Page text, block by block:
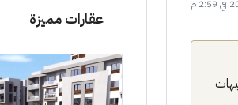
عقارات مميزة